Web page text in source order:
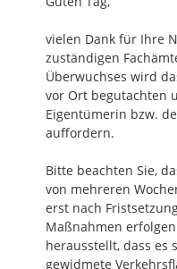
vielen Dank für Ihre
zuständigen
Überwuchses wird
vor Ort begutachten
Eigentümerin bzw.
auffordern.
Bitte beachten Sie,
von mehreren
erst nach
Maßnahmen
herausstellt, dass es
gewidmete